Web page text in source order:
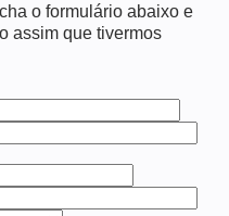
o formulário abaixo e
assim que tivermos